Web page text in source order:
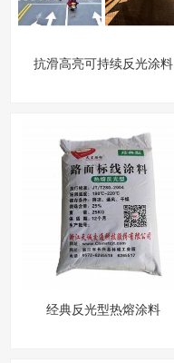
抗滑高亮可持续反光涂料
经典反光型热熔涂料